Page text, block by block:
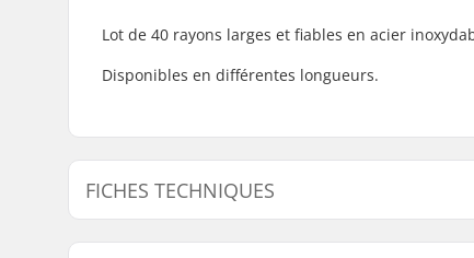
Lot de 40 rayons larges et fiables en acier
Disponibles en différentes longueurs.
FICHES TECHNIQUES
Nombre de rayons: 40